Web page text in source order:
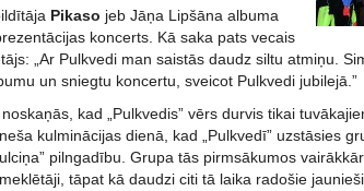
Pikaso jeb Jāņa Lipšāna albuma
koncerts. Kā saka pats vecais
„Ar Pulkvedi man saistās daudz siltu atmiņu.
un sniegtu koncertu, sveicot Pulkvedi jubilejā.”
kad „Pulkvedis” vērs durvis tikai
kulminācijas dienā, kad „Pulkvedī” uzstāsies
pilngadību. Grupa tās pirmsākumos
tāpat kā daudzi citi tā laika radošie